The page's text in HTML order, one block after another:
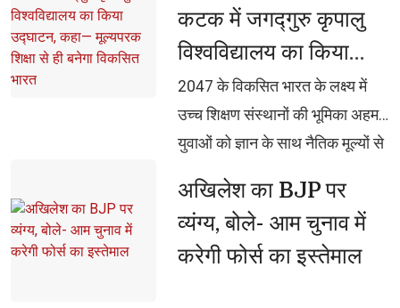
कटक में जगद्गुरु कृपालु
विश्वविद्यालय का किया
उद्घाटन, कहा— मूल्यपरक
शिक्षा से ही बनेगा विकसित
भारत
2047 के विकसित भारत के लक्ष्य में
उच्च शिक्षण संस्थानों की भूमिका अहम,
युवाओं को ज्ञान के साथ नैतिक मूल्यों से
अखिलेश का BJP पर
व्यंग्य, बोले- आम चुनाव में
करेगी फोर्स का इस्तेमाल